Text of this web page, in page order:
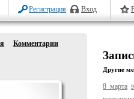
Регистрация Вход
Комментарии
Другие
8 марта